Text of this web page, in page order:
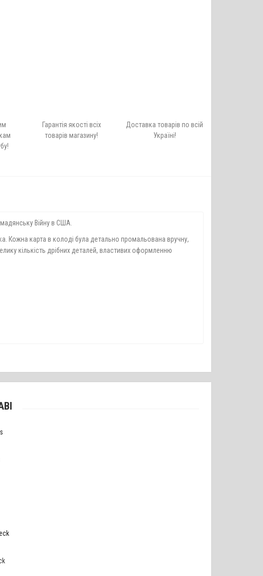
Гарантія якості всіх
товарів магазину!
Доставка товарів по всій
Україні!
Війну в США.
Кожна карта в колоді була детально промальована вручну,
кількість дрібних деталей, властивих оформленню